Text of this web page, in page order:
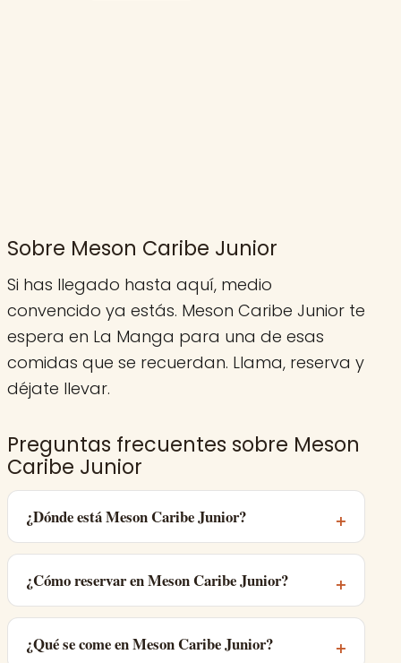
Sobre Meson Caribe Junior
Si has llegado hasta aquí, medio
convencido ya estás. Meson Caribe Junior te
espera en La Manga para una de esas
comidas que se recuerdan. Llama, reserva y
déjate llevar.
Preguntas frecuentes sobre Meson
Caribe Junior
¿Dónde está Meson Caribe Junior?
¿Cómo reservar en Meson Caribe Junior?
¿Qué se come en Meson Caribe Junior?